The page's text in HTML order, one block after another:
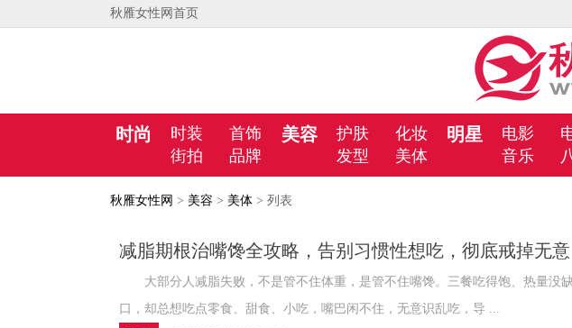
秋雁女性网首页
时尚 时装
首饰
街拍
品牌
美容 护肤
化妆
发型
美体
明星 电影
音乐
秋雁女性网 > 美容 > 美体 > 列表
减脂期根治嘴馋全攻略，告别习惯性想吃，彻底戒掉无意
大部分人减脂失败，不是管不住体重，是管不住嘴馋。三餐吃得饱、热量没
口，却总想吃点零食、甜食、小吃，嘴巴闲不住，无意识乱吃，导 ...